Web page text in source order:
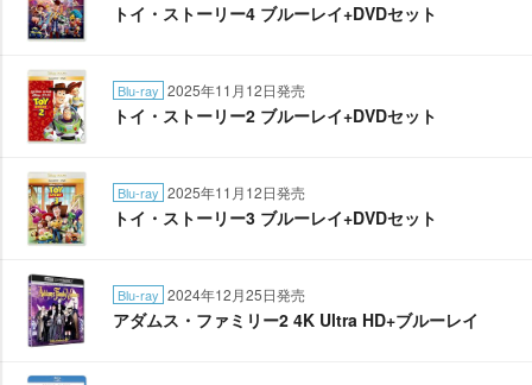
トイ・ストーリー4 ブルーレイ+DVDセット
Blu-ray 2025年11月12日発売
トイ・ストーリー2 ブルーレイ+DVDセット
Blu-ray 2025年11月12日発売
トイ・ストーリー3 ブルーレイ+DVDセット
Blu-ray 2024年12月25日発売
アダムス・ファミリー2 4K Ultra HD+ブルーレイ